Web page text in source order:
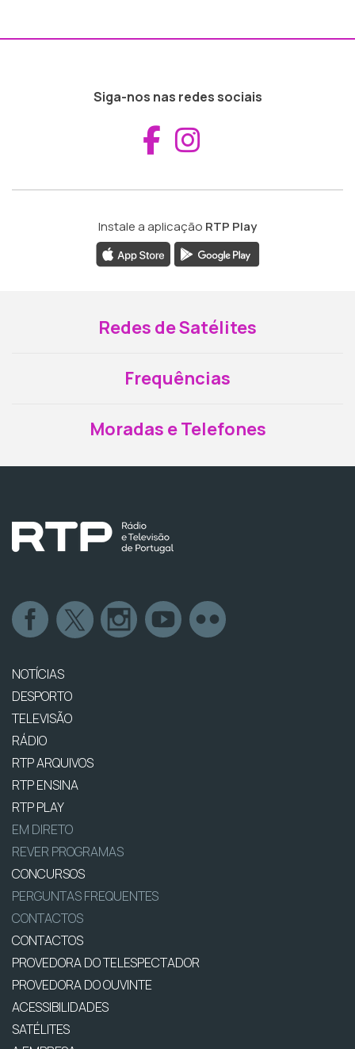
Siga-nos nas redes sociais
Aceder ao
Instale a aplicação RTP Play
Redes de Satélites
Frequências
Moradas e Telefones
NOTÍCIAS
DESPORTO
TELEVISÃO
RÁDIO
RTP ARQUIVOS
RTP ENSINA
RTP PLAY
EM DIRETO
REVER PROGRAMAS
CONCURSOS
PERGUNTAS FREQUENTES
CONTACTOS
CONTACTOS
PROVEDORA DO TELESPECTADOR
PROVEDORA DO OUVINTE
ACESSIBILIDADES
SATÉLITES